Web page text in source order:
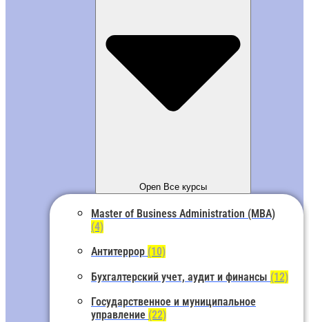
Open Все курсы
Master of Business Administration (MBA)
(4)
Антитеррор (10)
Бухгалтерский учет, аудит и финансы (12)
Государственное и муниципальное
управление (22)